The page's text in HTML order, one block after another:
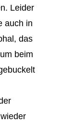
Leider
auch in
das
beim